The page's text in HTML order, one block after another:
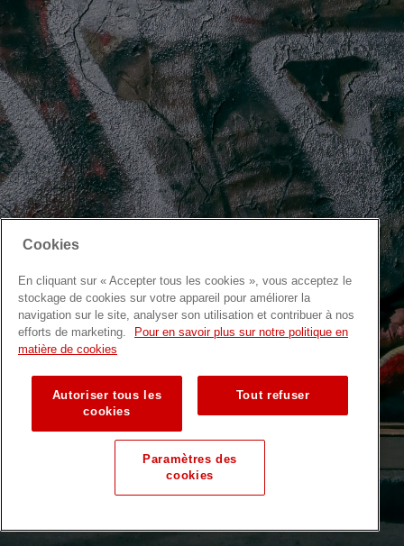
Cookies
En cliquant sur « Accepter tous les cookies », vous acceptez le
stockage de cookies sur votre appareil pour améliorer la
navigation sur le site, analyser son utilisation et contribuer à nos
efforts de marketing.
Pour en savoir plus sur notre politique en
matière de cookies
Autoriser tous les
cookies
Tout refuser
Paramètres des
cookies